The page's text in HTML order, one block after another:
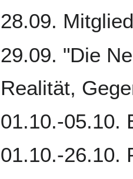
28.09.
29.09. "Die
Realität,
01.10.-05.10.
01.10.-26.10.